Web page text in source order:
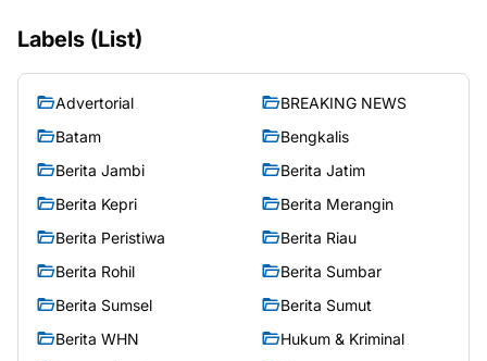
Labels (List)
Advertorial
BREAKING NEWS
Batam
Bengkalis
Berita Jambi
Berita Jatim
Berita Kepri
Berita Merangin
Berita Peristiwa
Berita Riau
Berita Rohil
Berita Sumbar
Berita Sumsel
Berita Sumut
Berita WHN
Hukum & Kriminal